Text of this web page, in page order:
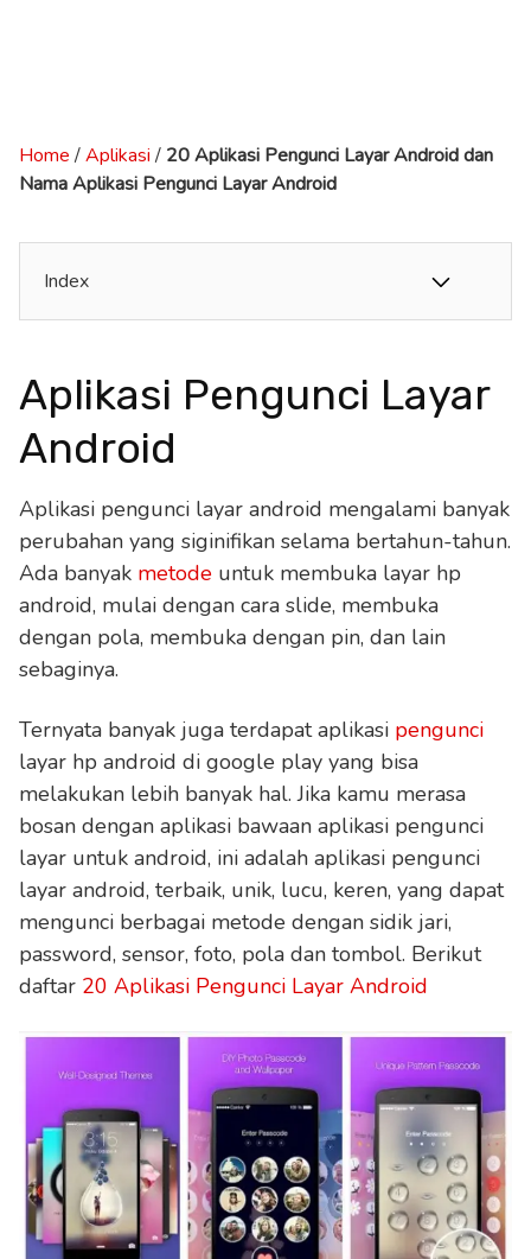
Home /Aplikasi / 20 Aplikasi Pengunci Layar Android dan
Nama Aplikasi Pengunci Layar Android
Index
Aplikasi Pengunci Layar
Android
Aplikasi pengunci layar android mengalami banyak
perubahan yang siginifikan selama bertahun-tahun.
Ada banyak metode untuk membuka layar hp
android, mulai dengan cara slide, membuka
dengan pola, membuka dengan pin, dan lain
sebaginya.
Ternyata banyak juga terdapat aplikasi pengunci
layar hp android di google play yang bisa
melakukan lebih banyak hal. Jika kamu merasa
bosan dengan aplikasi bawaan aplikasi pengunci
layar untuk android, ini adalah aplikasi pengunci
layar android, terbaik, unik, lucu, keren, yang dapat
mengunci berbagai metode dengan sidik jari,
password, sensor, foto, pola dan tombol. Berikut
daftar 20 Aplikasi Pengunci Layar Android